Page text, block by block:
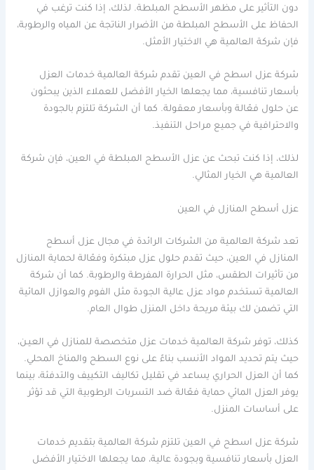
دون التأثير على مظهر الأسطح المبلطة. لذلك، إذا كنت ترغب في
الحفاظ على الأسطح المبلطة من الأضرار الناتجة عن المياه والرطوبة،
فإن شركة العالمية هي الاختيار الأمثل.
شركة عزل اسطح في العين تقدم شركة العالمية خدمات العزل
بأسعار تنافسية، مما يجعلها الخيار الأفضل للعملاء الذين يبحثون
عن حلول فعّالة وبأسعار معقولة. كما أن الشركة تلتزم بالجودة
والاحترافية في جميع مراحل التنفيذ.
لذلك، إذا كنت تبحث عن عزل الأسطح المبلطة في العين، فإن شركة
العالمية هي الخيار المثالي.
عزل أسطح المنازل في العين
تعد شركة العالمية من الشركات الرائدة في مجال عزل أسطح
المنازل في العين، حيث تقدم حلول عزل مبتكرة وفعّالة لحماية المنازل
من تأثيرات الطقس، مثل الحرارة المفرطة والرطوبة. كما أن شركة
العالمية تستخدم مواد عزل عالية الجودة مثل الفوم والعوازل المائية
التي تضمن لك بيئة مريحة داخل المنزل طوال العام.
كذلك، توفر شركة العالمية خدمات عزل متخصصة للمنازل في العيـن،
حيث يتم تحديد المواد الأنسب بناءً على نوع السطح والمناخ المحلي.
كما أن العزل الحراري يساعد في تقليل تكاليف التكييف والتدفئة، بينما
يوفر العزل المائي حماية فعّالة ضد التسربات الرطوبية التي قد تؤثر
على أساسات المنزل.
شركة عزل اسطح في العين تلتزم شركة العالمية بتقديم خدمات
العزل بأسعار تنافسية وبجودة عالية، مما يجعلها الاختيار الأفضل